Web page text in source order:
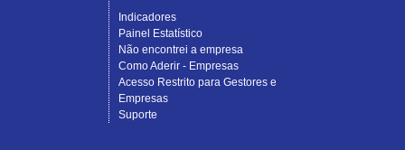
Indicadores
Painel Estatístico
Não encontrei a empresa
Como Aderir - Empresas
Acesso Restrito para Gestores e
Empresas
Suporte